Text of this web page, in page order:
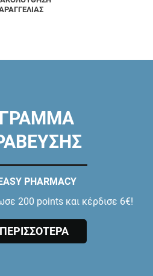
PHARMACY
200 points και κέρδισε 6€!